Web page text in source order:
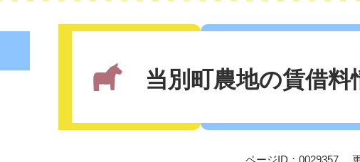
当別町農地の賃借料
ページID：0029357